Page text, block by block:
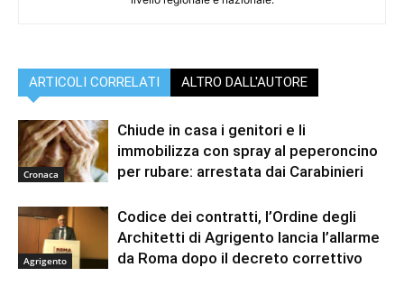
ARTICOLI CORRELATI ALTRO DALL'AUTORE
Cronaca
Chiude in casa i genitori e li
immobilizza con spray al peperoncino
per rubare: arrestata dai Carabinieri
Agrigento
Codice dei contratti, l’Ordine degli
Architetti di Agrigento lancia l’allarme
da Roma dopo il decreto correttivo